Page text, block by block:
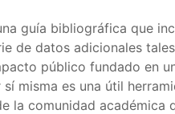
guía bibliográfica que
de datos adicionales
público fundado en
misma es una útil
la comunidad académica